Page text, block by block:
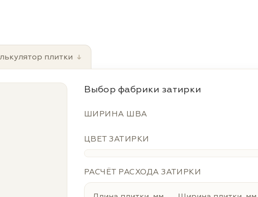
плитки ↓
Выбор фабрики затирки
ШИРИНА ШВА
ЦВЕТ ЗАТИРКИ
РАСЧЁТ РАСХОДА ЗАТИРКИ